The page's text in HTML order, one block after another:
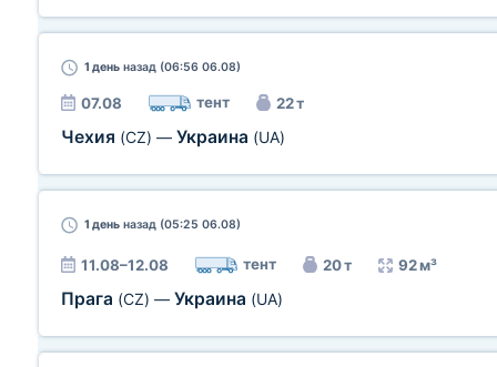
1 день назад (06:56 06.08)
07.08 тент 22 т
Чехия (CZ) — Украина (UA)
1 день назад (05:25 06.08)
11.08–12.08 тент 20 т 92 м³
Прага (CZ) — Украина (UA)